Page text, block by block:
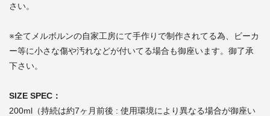
さい。
※全てメルボルンの自家工房にて手作りで制作されてる為、ビーカ
ー等に小さな傷や汚れなどが付いてる場合も御座います。御了承
下さい。
SIZE SPEC：
200ml（持続は約7ヶ月前後 : 使用環境により異なる場合が御座い